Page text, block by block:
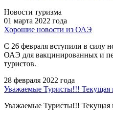
Новости туризма
01 марта 2022 года
Хорошие новости из ОАЭ
С 26 февраля вступили в силу
ОАЭ для вакцинированных и
туристов.
28 февраля 2022 года
Уважаемые Туристы!!! Текущая
Уважаемые Туристы!!! Текущая